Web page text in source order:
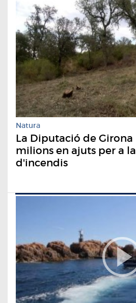
Natura
La Diputació de Girona
milions en ajuts per a
d'incendis